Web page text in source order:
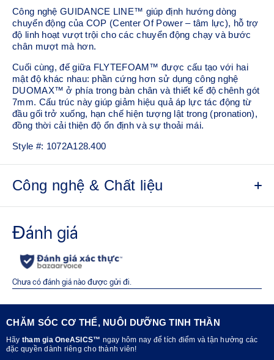
Công nghệ GUIDANCE LINE™ giúp định hướng dòng
chuyển động của COP (Center Of Power – tâm lực), hỗ trợ
độ linh hoạt vượt trội cho các chuyển động chạy và bước
chân mượt mà hơn.
Cuối cùng, đế giữa FLYTEFOAM™ được cấu tạo với hai
mật độ khác nhau: phần cứng hơn sử dụng công nghệ
DUOMAX™ ở phía trong bàn chân và thiết kế độ chênh gót
7mm. Cấu trúc này giúp giảm hiệu quả áp lực tác động từ
đầu gối trở xuống, hạn chế hiện tượng lật trong (pronation),
đồng thời cải thiện độ ổn định và sự thoải mái.
Style #: 1072A128.400
Công nghệ & Chất liệu
Giúp cải thiện độ ổn định.
Công nghệ DUOMAX™
Lớp bọt có độ cứng cao hơn kết hợp với thiết kế đế giữa có
độ chênh gót 7mm ở mặt trong, giúp tăng cường độ ổn
định.
Giúp định hướng dòng chuyển động của COP (Center of
Pressure – tâm lực) trong quá trình chạy và di chuyển,
mang lại độ linh hoạt nâng cao và chuyển động mượt mà
hơn.
CHĂM SÓC CƠ THỂ, NUÔI DƯỠNG TINH THẦN
Hãy tham gia OneASICS™ ngay hôm nay để tích điểm và tận hưởng các
đặc quyền dành riêng cho thành viên!